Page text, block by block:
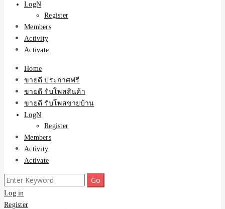
LogN
Register
Members
Activity
Activate
Home
ขายดี ประกาศฟรี
ขายดี รับโพสสินค้า
ขายดี รับโพสขายบ้าน
LogN
Register
Members
Activity
Activate
Search
for:
Log in
Register